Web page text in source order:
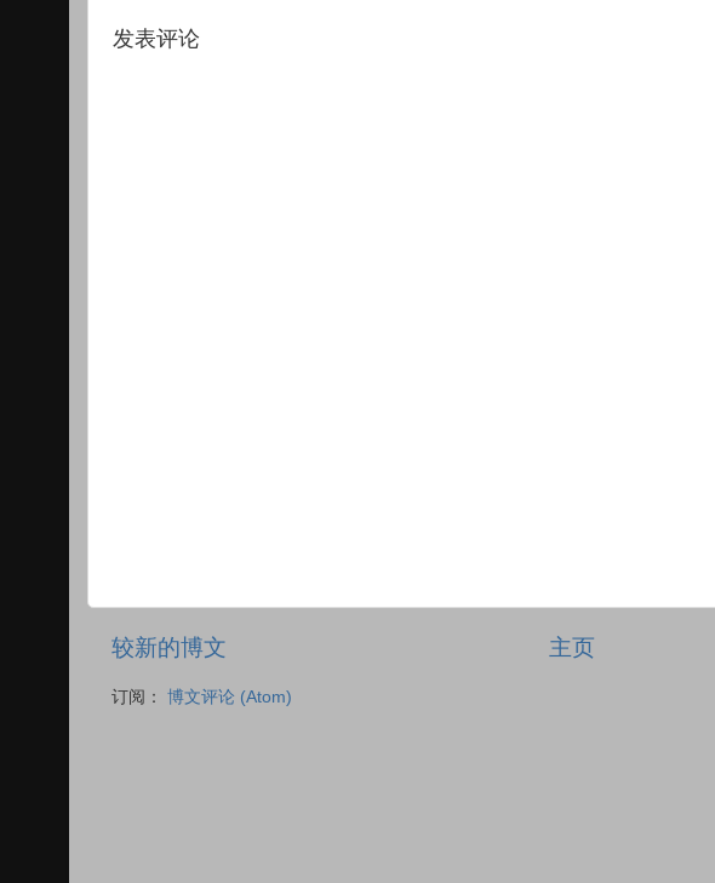
发表评论
较新的博文 主页
订阅： 博文评论 (Atom)